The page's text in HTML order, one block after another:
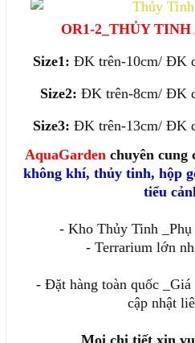
OR1-2_THỦY
Size1: ĐK trên-10cm/ ĐK
Size2: ĐK trên-8cm/ ĐK
Size3: ĐK trên-13cm/ ĐK
AquaGardenchuyên cung
không khí, thủy tinh, hộp
tiểu
- Kho Thủy Tinh _Phụ
- Terrarium lớn
- Đặt hàng toàn quốc _Giá
cập nhật